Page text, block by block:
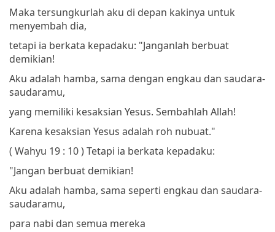
Maka tersungkurlah aku di depan kakinya untuk
menyembah dia,
tetapi ia berkata kepadaku: "Janganlah berbuat
demikian!
Aku adalah hamba, sama dengan engkau dan saudara-
saudaramu,
yang memiliki kesaksian Yesus. Sembahlah Allah!
Karena kesaksian Yesus adalah roh nubuat."
( Wahyu 19 : 10 )Tetapi ia berkata kepadaku:
"Jangan berbuat demikian!
Aku adalah hamba, sama seperti engkau dan saudara-
saudaramu,
para nabi dan semua mereka